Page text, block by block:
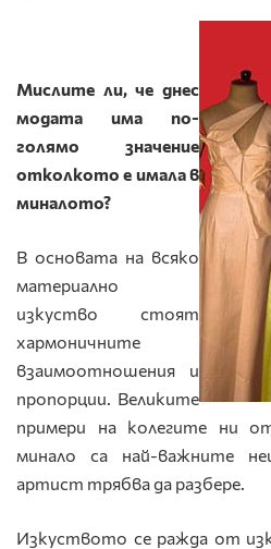
Мислите ли, че днес
модата има по-
голямо значение
отколкото е имала в
миналото?
В основата на всяко
материално
изкуство стоят
хармоничните
взаимоотношения и
пропорции. Великите
примери на колегите ни
минало са най-важните
артист трябва да разбере.
Изкуството се ражда от